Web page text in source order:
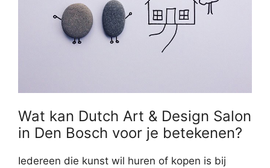
Wat kan Dutch Art & Design Salon
in Den Bosch voor je betekenen?
Iedereen die kunst wil huren of kopen is bij